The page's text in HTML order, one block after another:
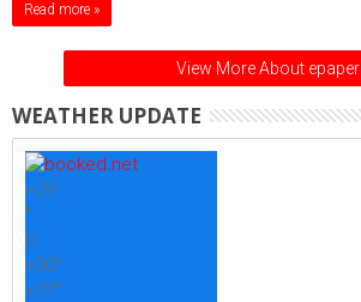
Read more »
View More About epaper
WEATHER UPDATE
+29
°
C
+30°
+27°